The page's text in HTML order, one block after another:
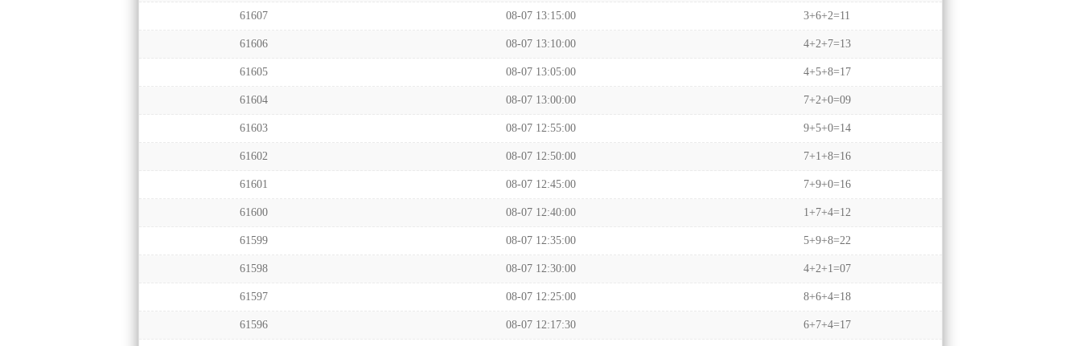
61607 08-07 13:15:00 3+6+2=11
61606 08-07 13:10:00 4+2+7=13
61605 08-07 13:05:00 4+5+8=17
61604 08-07 13:00:00 7+2+0=09
61603 08-07 12:55:00 9+5+0=14
61602 08-07 12:50:00 7+1+8=16
61601 08-07 12:45:00 7+9+0=16
61600 08-07 12:40:00 1+7+4=12
61599 08-07 12:35:00 5+9+8=22
61598 08-07 12:30:00 4+2+1=07
61597 08-07 12:25:00 8+6+4=18
61596 08-07 12:17:30 6+7+4=17